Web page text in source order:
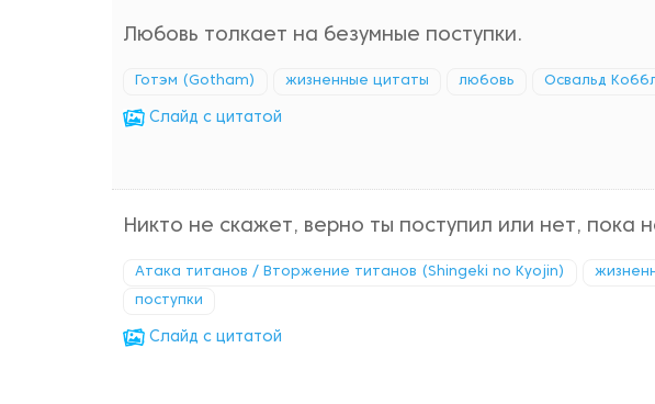
Любовь толкает на безумные поступки.
Готэм (Gotham) жизненные цитаты любовь Освальд
Cлайд с цитатой
Никто не скажет, верно ты поступил или нет, пока
Атака титанов / Вторжение титанов (Shingeki no Kyojin)
поступки
Cлайд с цитатой